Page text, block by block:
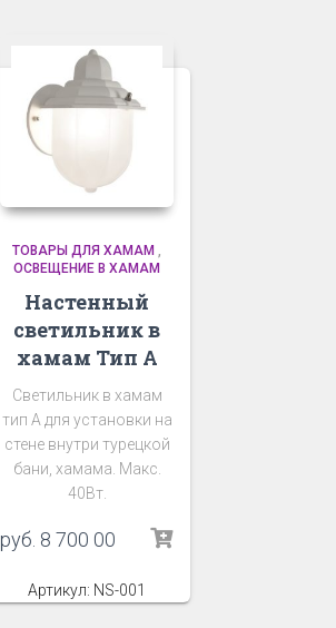
ТОВАРЫ ДЛЯ ХАМАМ ,
ОСВЕЩЕНИЕ В ХАМАМ
Настенный
светильник в
хамам Тип А
Светильник в хамам
тип А для установки на
стене внутри турецкой
бани, хамама. Макс.
40Вт.
руб. 8 700 00
Артикул: NS-001